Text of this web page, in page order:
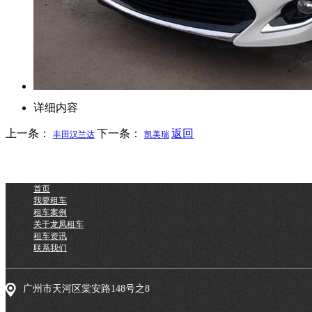
详细内容
上一条： 丰田汉兰达 下一条： 凯美瑞 返回
首页
我要租车
租车案例
关于龙凤租车
租车资讯
联系我们
广州市天河区棠安路148号之8